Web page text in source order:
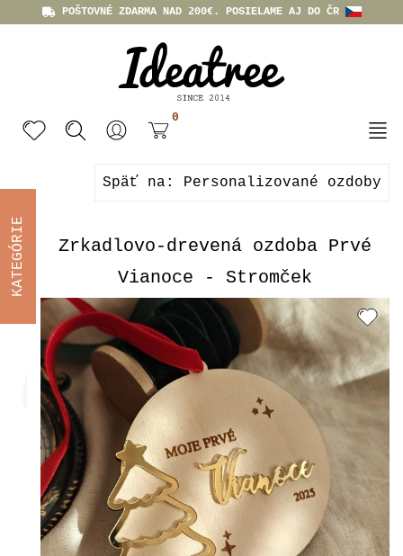
POŠTOVNÉ ZDARMA NAD 200€. POSIELAME AJ DO ČR
0
Späť na: Personalizované ozdoby
Zrkadlovo-drevená ozdoba Prvé
Vianoce - Stromček
KATEGÓRIE